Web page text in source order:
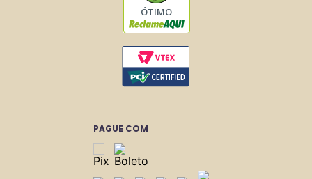
ÓTIMO
PAGUE COM